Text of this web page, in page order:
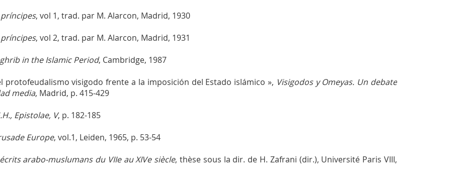
, vol 1, trad. par M. Alarcon, Madrid, 1930
, vol 2, trad. par M. Alarcon, Madrid, 1931
in the Islamic Period, Cambridge, 1987
protofeudalismo visigodo frente a la imposición del Estado islámico », Visigodos y Omeyas. Un debate
media, Madrid, p. 415-429
Epistolae, V, p. 182-185
Europe, vol.1, Leiden, 1965, p. 53-54
arabo-muslumans du VIIe au XIVe siècle, thèse sous la dir. de H. Zafrani (dir.), Université Paris VIII,